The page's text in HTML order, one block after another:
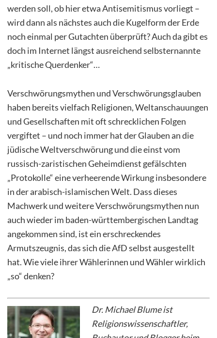
werden soll, ob hier etwa Antisemitismus vorliegt –
wird dann als nächstes auch die Kugelform der Erde
noch einmal per Gutachten überprüft? Auch da gibt es
doch im Internet längst ausreichend selbsternannte
„kritische Querdenker“…
Verschwörungsmythen und Verschwörungsglauben
haben bereits vielfach Religionen, Weltanschauungen
und Gesellschaften mit oft schrecklichen Folgen
vergiftet – und noch immer hat der Glauben an die
jüdische Weltverschwörung und die einst vom
russisch-zaristischen Geheimdienst gefälschten
„Protokolle“ eine verheerende Wirkung insbesondere
in der arabisch-islamischen Welt. Dass dieses
Machwerk und weitere Verschwörungsmythen nun
auch wieder im baden-württembergischen Landtag
angekommen sind, ist ein erschreckendes
Armutszeugnis, das sich die AfD selbst ausgestellt
hat. Wie viele ihrer Wählerinnen und Wähler wirklich
„so“ denken?
Dr. Michael Blume ist
Religionswissenschaftler,